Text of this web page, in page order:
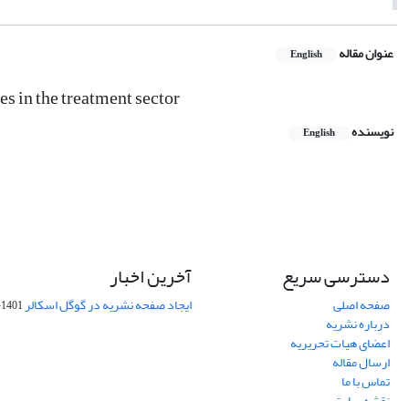
عنوان مقاله English
in the treatment sector
نویسنده English
دسترسی سریع
صفحه اصلی
درباره نشریه
اعضای هیات تحریریه
ارسال مقاله
تماس با ما
آخرین اخبار
ایجاد صفحه نشریه در گوگل اسکالر1401-10-06